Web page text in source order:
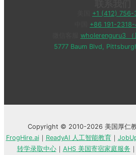
+1 (412) 756-
+86 191-
wholerenguru3 （
5777 Baum Blvd,
Copyright © 2010-2026 美国厚仁
FrogHire.ai｜ ReadyAI 人工智能教育｜
转学录取中心｜ AHS 美国寄宿家庭服务 ｜